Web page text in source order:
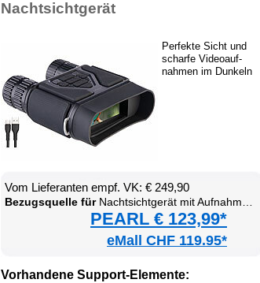
Nacht­sicht­ge­rät
Per­fek­te Sicht und
schar­fe Vi­deo­auf­
nah­men im Dun­keln
Vom Lie­fe­ran­ten empf. VK: € 249,90
Be­zugs­quel­le fürNacht­sicht­ge­rät mit Auf­nah­me­funk­ti­on
PEARL € 123,99*
eMall CHF 119.95*
Vor­han­de­ne Sup­port-Ele­men­te: